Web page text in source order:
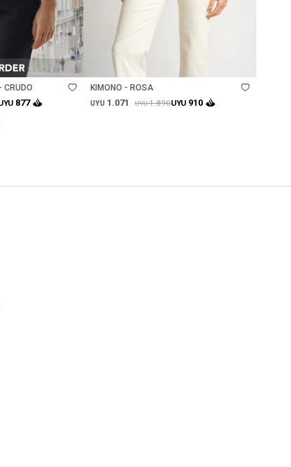
CRUDO
877
KIMONO - ROSA
UYU 1.071 UYU1.890UYU 910